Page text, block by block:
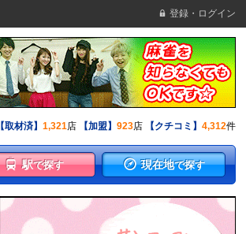
登録・ログイン
【取材済】 1,321店 【加盟】 923店 【クチコミ】 4,312件
駅で探す 現在地で探す